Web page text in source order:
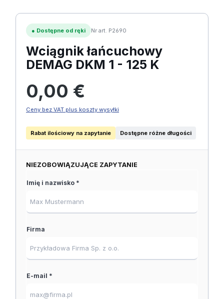
● Dostępne od ręki Nr art. P2690
Wciągnik łańcuchowy
DEMAG DKM 1 - 125 K
0,00 €
Ceny bez VAT plus koszty wysyłki
Rabat ilościowy na zapytanie Dostępne różne długości
NIEZOBOWIĄZUJĄCE ZAPYTANIE
Imię i nazwisko *
Firma
E-mail *